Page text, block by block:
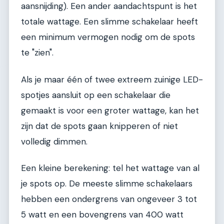
aansnijding). Een ander aandachtspunt is het
totale wattage. Een slimme schakelaar heeft
een minimum vermogen nodig om de spots
te "zien".
Als je maar één of twee extreem zuinige LED-
spotjes aansluit op een schakelaar die
gemaakt is voor een groter wattage, kan het
zijn dat de spots gaan knipperen of niet
volledig dimmen.
Een kleine berekening: tel het wattage van al
je spots op. De meeste slimme schakelaars
hebben een ondergrens van ongeveer 3 tot
5 watt en een bovengrens van 400 watt